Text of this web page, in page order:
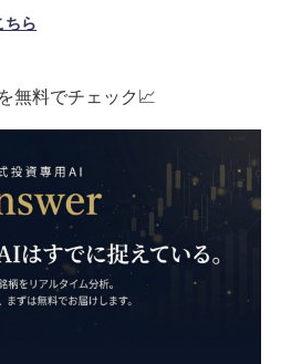
ら
無料でチェック📈